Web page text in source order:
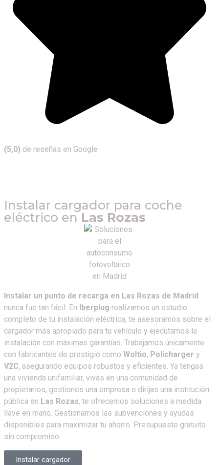
(5,0) de reseñas en Google
Instalar cargador para coche
eléctrico en Las Rozas
Instalar un punto de recarga en Las Rozas de Madrid
nunca fue tan fácil. En
Iberplug realizamos un estudio
completo de tu instalación eléctrica, te asesoramos sobre el
cargador más apropiado para tu vehículo y ejecutamos la
instalación con máximas garantías. Trabajamos únicamente
con fabricantes de prestigio como Woltio, Policharger y
V2C, asegurando equipos robustos y eficientes. Ya tengas
una vivienda unifamiliar, vivas en una comunidad de
propietarios, gestiones una empresa o dirijas una institución
pública en Las Rozas, te ofrecemos soluciones a medida
llave en mano. Gestionamos las subvenciones y ayudas
disponibles para maximizar tu ahorro. Presupuesto gratuito
sin compromiso.
Instalar cargador